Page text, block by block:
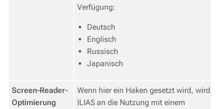
Verfügung:
Deutsch
Englisch
Russisch
Japanisch
Screen-Reader-
Optimierung
Wenn hier ein Haken gesetzt wird, wird
ILIAS an die Nutzung mit einem